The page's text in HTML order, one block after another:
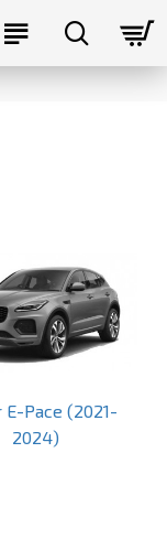
E-Pace (2021-
2024)